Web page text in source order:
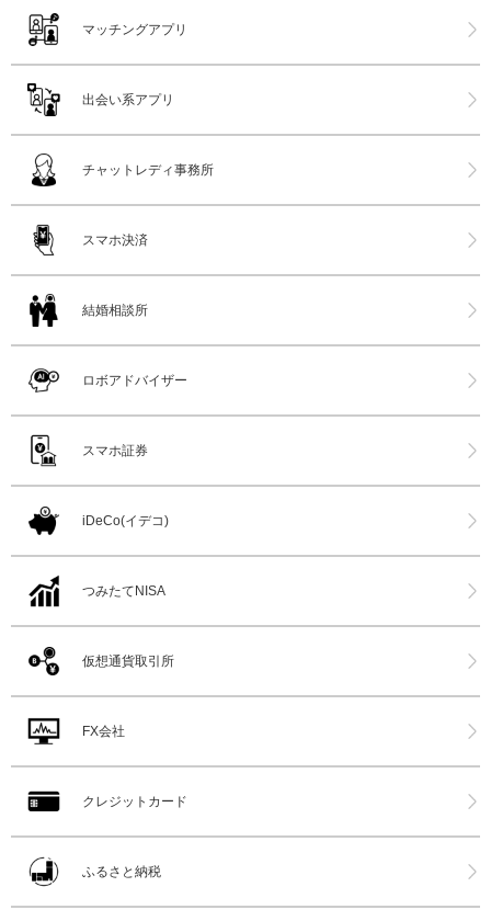
マッチングアプリ
出会い系アプリ
チャットレディ事務所
スマホ決済
結婚相談所
ロボアドバイザー
スマホ証券
iDeCo(イデコ)
つみたてNISA
仮想通貨取引所
FX会社
クレジットカード
ふるさと納税